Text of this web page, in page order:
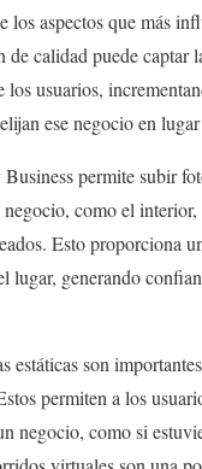
los aspectos que más
de calidad puede captar
los usuarios,
ese negocio en
permite subir
como el
Esto proporciona
lugar, generando
estáticas son
permiten a los
negocio, como si